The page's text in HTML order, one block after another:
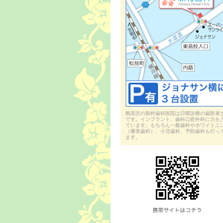
鶴見区の新村歯科医院は日曜診療の歯医者
です。インプラント、歯科口腔外科に力を
ています。もちろん一般歯科やホワイトニ
（審美歯科）、小児歯科、予防歯科も行っ
ます。